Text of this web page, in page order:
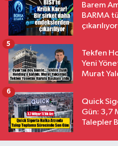
Barem
BARMA
çıkarılıyor
Tekfen
Yeni
Murat
5
Quick
Gün: 3,7
Talepler
6